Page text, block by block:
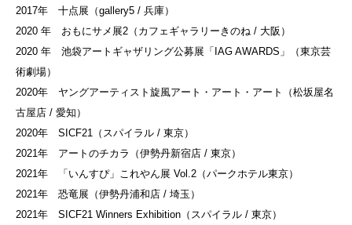
2017年 十点展（gallery5 / 兵庫）
2020 年 おもにサメ展2（カフェギャラリーきのね / 大阪）
2020 年 池袋アートギャザリング公募展「IAG AWARDS」（東京芸
術劇場）
2020年 ヤングアーティスト旋風アート・アート・アート（松坂屋名
古屋店 / 愛知）
2020年 SICF21（スパイラル / 東京）
2021年 アートのチカラ（伊勢丹新宿店 / 東京）
2021年 「いんすぴ」これやん展 Vol.2（パークホテル東京）
2021年 恐竜展（伊勢丹浦和店 / 埼玉）
2021年 SICF21 Winners Exhibition（スパイラル / 東京）